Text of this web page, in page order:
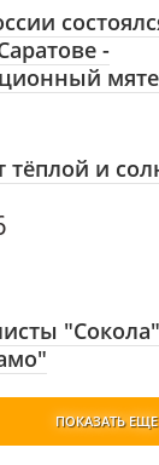
-
тëплой и
ПОКАЗАТЬ ЕЩЕ